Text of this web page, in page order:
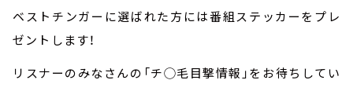
ベストチンガーに選ばれた方には番組ステッカーをプレ
ゼントします！
リスナーのみなさんの「チ◯毛目撃情報」をお待ちしてい